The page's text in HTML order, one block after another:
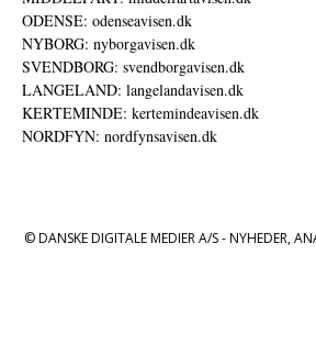
ODENSE: odenseavisen.dk
NYBORG: nyborgavisen.dk
SVENDBORG: svendborgavisen.dk
LANGELAND: langelandavisen.dk
KERTEMINDE: kertemindeavisen.dk
NORDFYN: nordfynsavisen.dk
© DANSKE DIGITALE MEDIER A/S - NYHEDER,